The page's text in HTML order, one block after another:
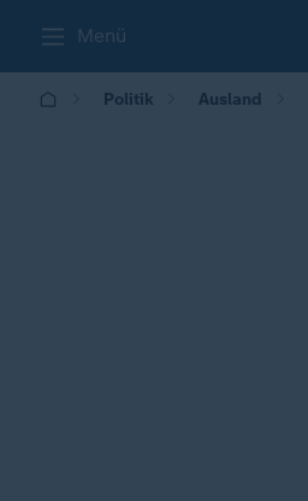
Menü
Politik Ausland